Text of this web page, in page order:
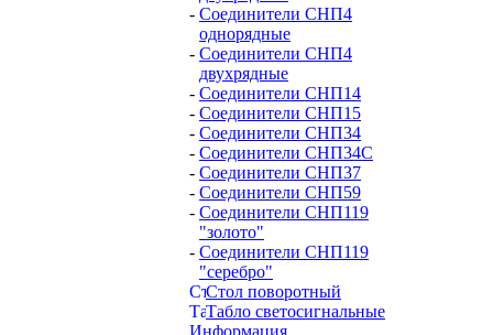
- Соединители СНП4
однорядные
- Соединители СНП4
двухрядные
- Соединители СНП14
- Соединители СНП15
- Соединители СНП34
- Соединители СНП34С
- Соединители СНП37
- Соединители СНП59
- Соединители СНП119
"золото"
- Соединители СНП119
"серебро"
Стол поворотный
Табло светосигнальные
Информация